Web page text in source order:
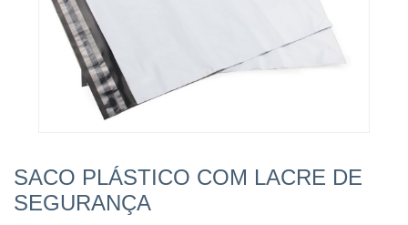
SACO PLÁSTICO COM LACRE DE
SEGURANÇA